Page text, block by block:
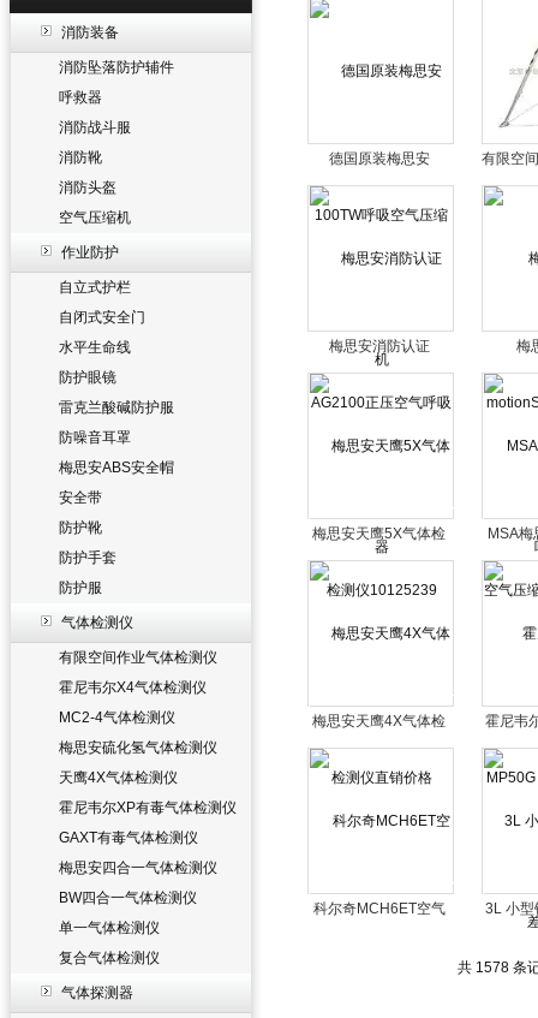
消防装备
消防坠落防护辅件
呼救器
消防战斗服
消防靴
消防头盔
空气压缩机
作业防护
自立式护栏
自闭式安全门
水平生命线
防护眼镜
雷克兰酸碱防护服
防噪音耳罩
梅思安ABS安全帽
安全带
防护靴
防护手套
防护服
气体检测仪
有限空间作业气体检测仪
霍尼韦尔X4气体检测仪
MC2-4气体检测仪
梅思安硫化氢气体检测仪
天鹰4X气体检测仪
霍尼韦尔XP有毒气体检测仪
GAXT有毒气体检测仪
梅思安四合一气体检测仪
BW四合一气体检测仪
单一气体检测仪
复合气体检测仪
气体探测器
德国原装梅思安
100TW呼吸空气压缩
机
有限空
架轴流
梅思安消防认证
AG2100正压空气呼吸
器
梅
梅思安天鹰5X气体检
测仪10125239
MSA
气压缩
梅思安天鹰4X气体检
测仪直销价格
霍尼韦
坠落制
科尔奇MCH6ET空气
3L 小
共 1578 条